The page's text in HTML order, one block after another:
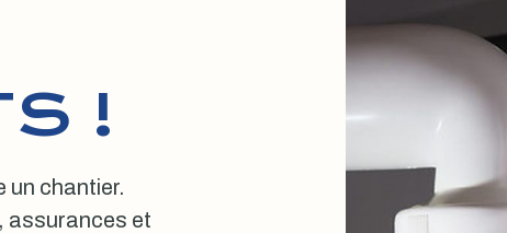
!
un chantier.
assurances et